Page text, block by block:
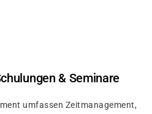
& Seminare
umfassen Zeitmanagement,